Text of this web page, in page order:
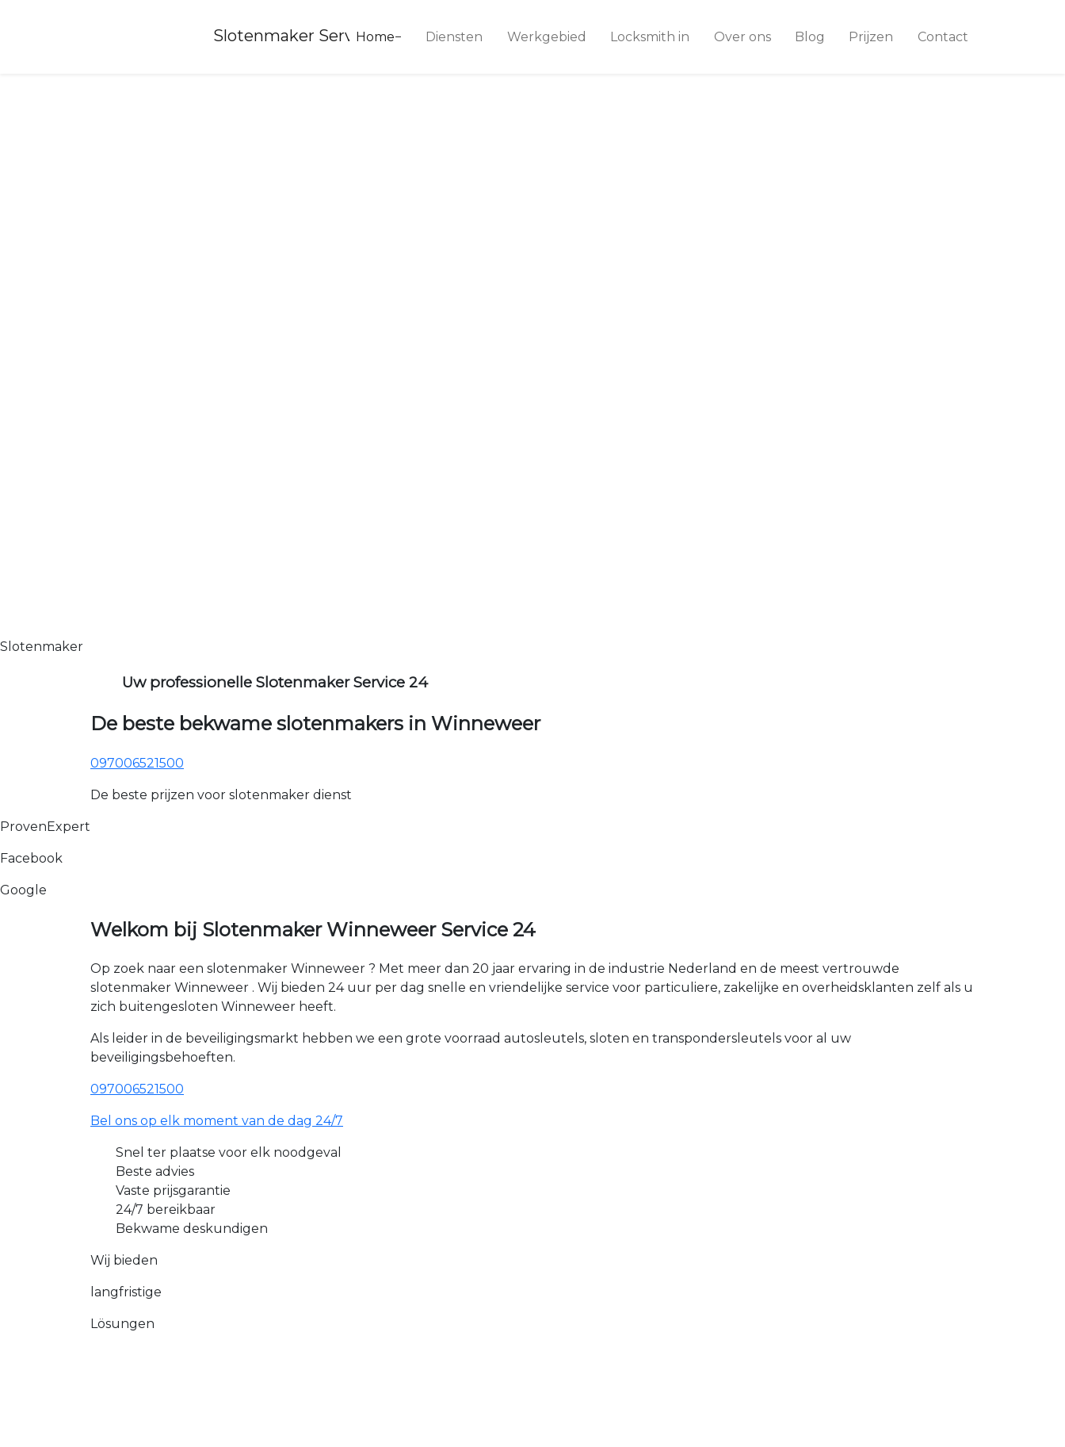
Slotenmaker Service 24
Home Diensten Werkgebied Locksmith in Over ons Blog Prijzen Contact
Slotenmaker
Uw professionelle Slotenmaker Service 24
De beste bekwame slotenmakers in Winneweer
097006521500
De beste prijzen voor slotenmaker dienst
ProvenExpert
Facebook
Google
Welkom bij Slotenmaker Winneweer Service 24
Op zoek naar een slotenmaker Winneweer ? Met meer dan 20 jaar ervaring in de industrie Nederland en de meest vertrouwde
slotenmaker Winneweer . Wij bieden 24 uur per dag snelle en vriendelijke service voor particuliere, zakelijke en overheidsklanten zelf als u
zich buitengesloten Winneweer heeft.
Als leider in de beveiligingsmarkt hebben we een grote voorraad autosleutels, sloten en transpondersleutels voor al uw
beveiligingsbehoeften.
097006521500
Bel ons op elk moment van de dag 24/7
Snel ter plaatse voor elk noodgeval
Beste advies
Vaste prijsgarantie
24/7 bereikbaar
Bekwame deskundigen
Wij bieden
langfristige
Lösungen